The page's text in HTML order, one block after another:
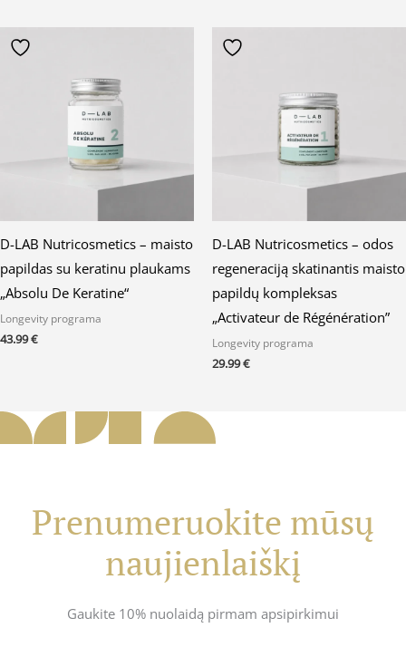
D-LAB Nutricosmetics – maisto
papildas su keratinu plaukams
„Absolu De Keratine“
Longevity programa
43.99€
D-LAB Nutricosmetics – odos
regeneraciją skatinantis maisto
papildų kompleksas
„Activateur de Régénération”
Longevity programa
29.99€
Prenumeruokite mūsų
naujienlaiškį
Gaukite 10% nuolaidą pirmam apsipirkimui